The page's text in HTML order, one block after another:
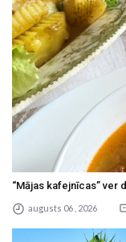
“Mājas kafejnīcas” ver
augusts 06 , 2026